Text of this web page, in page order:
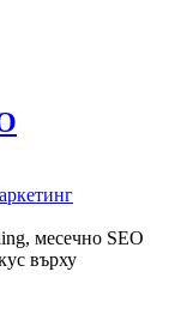
месечно SEO
върху